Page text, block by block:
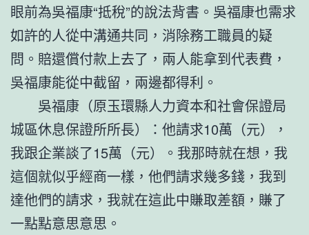
眼前為吳福康“抵稅”的說法背書。吳福康也需求
如許的人從中溝通共同，消除務工職員的疑
問。賠還償付款上去了，兩人能拿到代表費，
吳福康能從中截留，兩邊都得利。
吳福康（原玉環縣人力資本和社會保證局
城區休息保證所所長）：他請求10萬（元），
我跟企業談了15萬（元）。我那時就在想，我
這個就似乎經商一樣，他們請求幾多錢，我到
達他們的請求，我就在這此中賺取差額，賺了
一點點意思意思。